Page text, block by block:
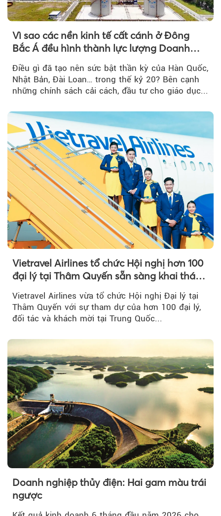
Vì sao các nền kinh tế cất cánh ở Đông
Bắc Á đều hình thành lực lượng Doanh
nghiệp Quốc gia?
Điều gì đã tạo nên sức bật thần kỳ của Hàn Quốc,
Nhật Bản, Đài Loan… trong thế kỷ 20? Bên cạnh
những chính sách cải cách, đầu tư cho giáo dục...
Vietravel Airlines tổ chức Hội nghị hơn 100
đại lý tại Thâm Quyến sẵn sàng khai thác
đường bay thẳng TP.HCM - Thâm Quyến
Vietravel Airlines vừa tổ chức Hội nghị Đại lý tại
Thâm Quyến với sự tham dự của hơn 100 đại lý,
đối tác và khách mời tại Trung Quốc...
Doanh nghiệp thủy điện: Hai gam màu trái
ngược